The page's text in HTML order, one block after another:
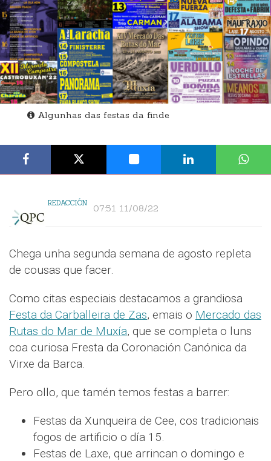
Algunhas das festas da finde
REDACCIÓN 07:51 11/08/22
Chega unha segunda semana de agosto repleta
de cousas que facer.
Como citas especiais destacamos a grandiosa
Festa da Carballeira de Zas, emais o Mercado das
Rutas do Mar de Muxía, que se completa o luns
coa curiosa Fresta da Coronación Canónica da
Virxe da Barca.
Pero ollo, que tamén temos festas a barrer:
Festas da Xunqueira de Cee, cos tradicionais
fogos de artificio o día 15.
Festas de Laxe, que arrincan o domingo e